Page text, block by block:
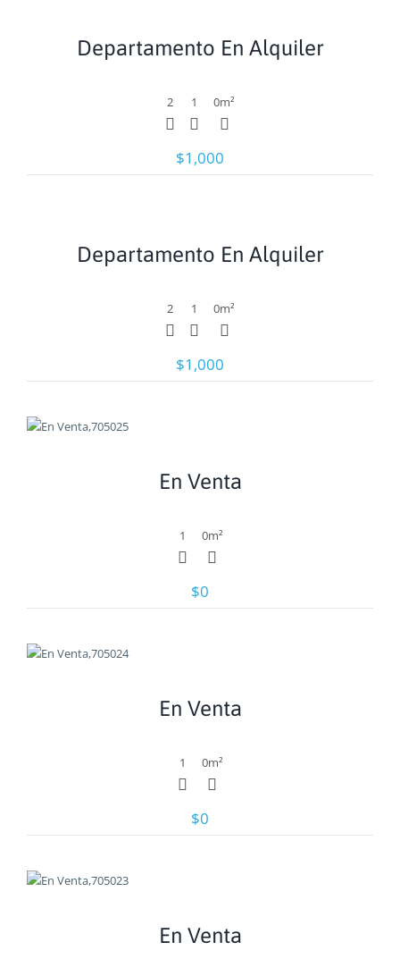
Departamento En Alquiler
2 1 0m²
$1,000
Departamento En Alquiler
2 1 0m²
$1,000
En Venta
1 0m²
$0
En Venta
1 0m²
$0
En Venta